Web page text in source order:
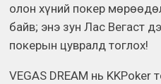
олон хүний покер
байв; энэ зун Лас Вегаст
покерын цувралд тоглох!
VEGAS DREAM нь KKPoker